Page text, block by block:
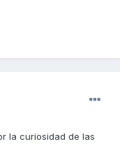
la curiosidad de las